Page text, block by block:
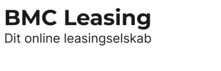
til
indhold